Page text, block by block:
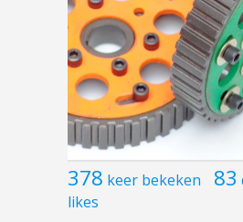
378 keer bekeken 83
likes